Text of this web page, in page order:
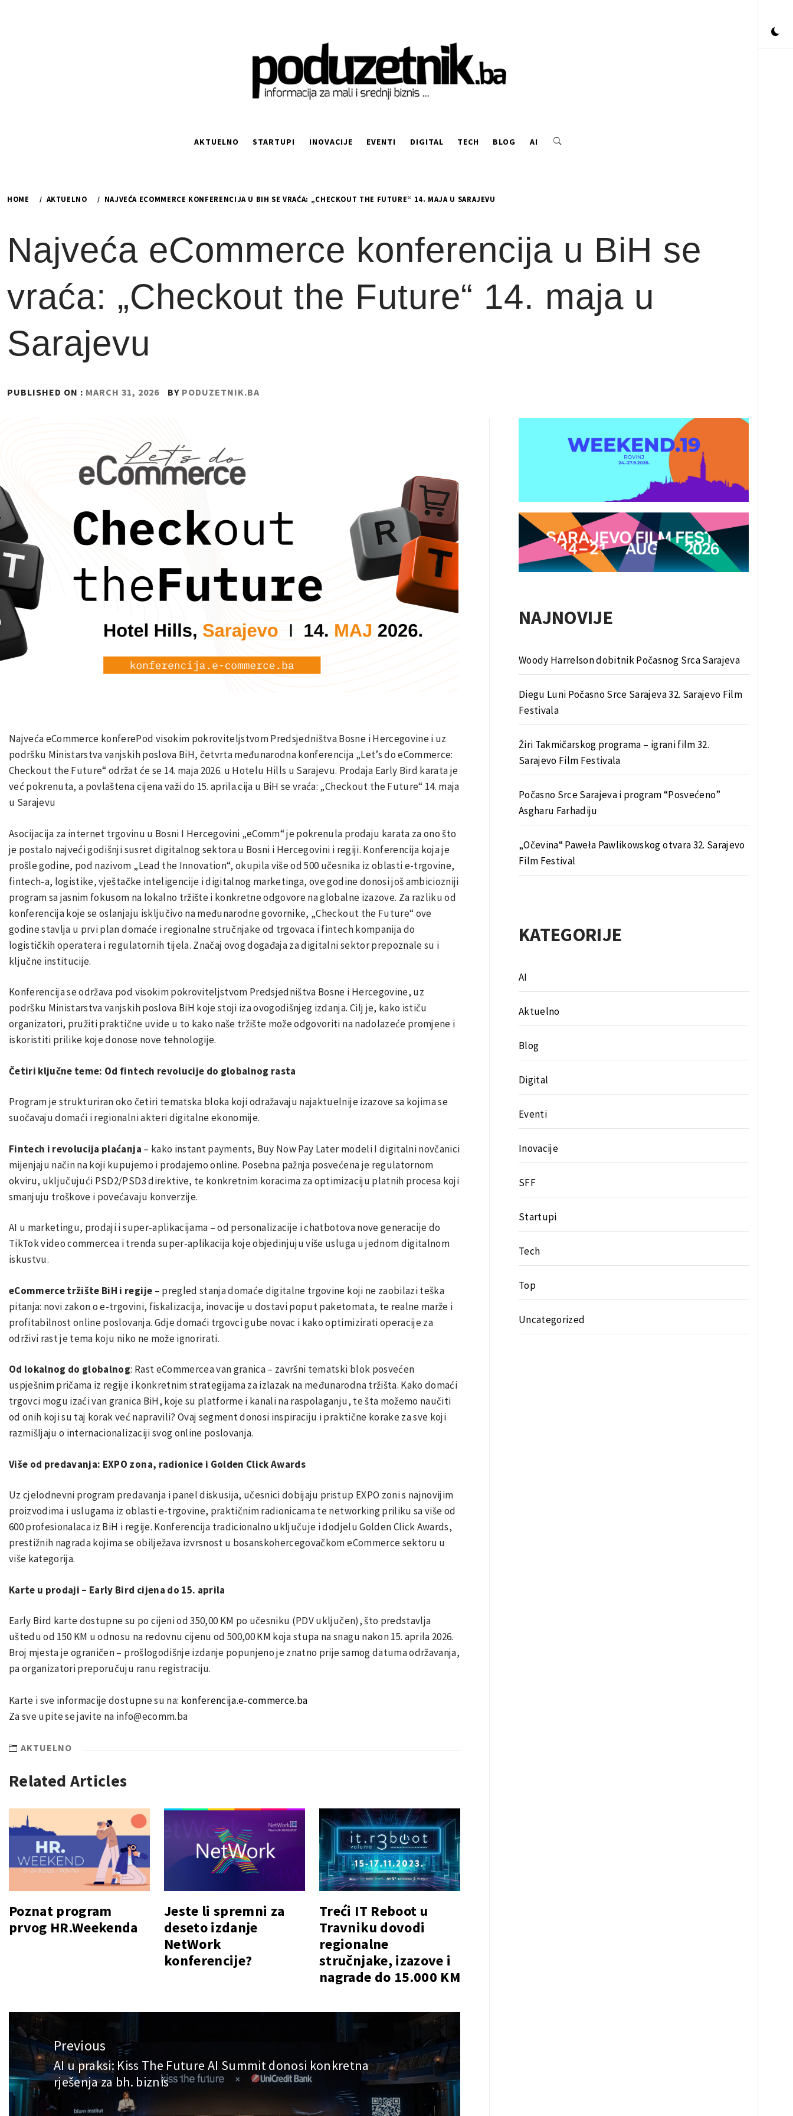
AKTUELNO STARTUPI INOVACIJE EVENTI DIGITAL TECH BLOG AI
HOME AKTUELNO NAJVEĆA ECOMMERCE KONFERENCIJA U BIH SE VRAĆA: „CHECKOUT THE FUTURE“ 14. MAJA U SARAJEVU
Najveća eCommerce konferencija u BiH se
vraća: „Checkout the Future“ 14. maja u
Sarajevu
PUBLISHED ON : MARCH 31, 2026 BY PODUZETNIK.BA
Najveća eCommerce konferePod visokim pokroviteljstvom Predsjedništva Bosne i Hercegovine i uz
podršku Ministarstva vanjskih poslova BiH, četvrta međunarodna konferencija „Let’s do eCommerce:
Checkout the Future“ održat će se 14. maja 2026. u Hotelu Hills u Sarajevu. Prodaja Early Bird karata je
već pokrenuta, a povlaštena cijena važi do 15. aprila.cija u BiH se vraća: „Checkout the Future“ 14. maja
u Sarajevu
Asocijacija za internet trgovinu u Bosni I Hercegovini „eComm“ je pokrenula prodaju karata za ono što
je postalo najveći godišnji susret digitalnog sektora u Bosni i Hercegovini i regiji. Konferencija koja je
prošle godine, pod nazivom „Lead the Innovation“, okupila više od 500 učesnika iz oblasti e-trgovine,
fintech-a, logistike, vještačke inteligencije i digitalnog marketinga, ove godine donosi još ambiciozniji
program sa jasnim fokusom na lokalno tržište i konkretne odgovore na globalne izazove. Za razliku od
konferencija koje se oslanjaju isključivo na međunarodne govornike, „Checkout the Future“ ove
godine stavlja u prvi plan domaće i regionalne stručnjake od trgovaca i fintech kompanija do
logističkih operatera i regulatornih tijela. Značaj ovog događaja za digitalni sektor prepoznale su i
ključne institucije.
Konferencija se održava pod visokim pokroviteljstvom Predsjedništva Bosne i Hercegovine, uz
podršku Ministarstva vanjskih poslova BiH koje stoji iza ovogodišnjeg izdanja. Cilj je, kako ističu
organizatori, pružiti praktične uvide u to kako naše tržište može odgovoriti na nadolazeće promjene i
iskoristiti prilike koje donose nove tehnologije.
Četiri ključne teme: Od fintech revolucije do globalnog rasta
Program je strukturiran oko četiri tematska bloka koji odražavaju najaktuelnije izazove sa kojima se
suočavaju domaći i regionalni akteri digitalne ekonomije.
Fintech i revolucija plaćanja – kako instant payments, Buy Now Pay Later modeli I digitalni novčanici
mijenjaju način na koji kupujemo i prodajemo online. Posebna pažnja posvećena je regulatornom
okviru, uključujući PSD2/PSD3 direktive, te konkretnim koracima za optimizaciju platnih procesa koji
smanjuju troškove i povećavaju konverzije.
AI u marketingu, prodaji i super-aplikacijama – od personalizacije i chatbotova nove generacije do
TikTok video commercea i trenda super-aplikacija koje objedinjuju više usluga u jednom digitalnom
iskustvu.
eCommerce tržište BiH i regije – pregled stanja domaće digitalne trgovine koji ne zaobilazi teška
pitanja: novi zakon o e-trgovini, fiskalizacija, inovacije u dostavi poput paketomata, te realne marže i
profitabilnost online poslovanja. Gdje domaći trgovci gube novac i kako optimizirati operacije za
održivi rast je tema koju niko ne može ignorirati.
Od lokalnog do globalnog: Rast eCommercea van granica – završni tematski blok posvećen
uspješnim pričama iz regije i konkretnim strategijama za izlazak na međunarodna tržišta. Kako domaći
trgovci mogu izaći van granica BiH, koje su platforme i kanali na raspolaganju, te šta možemo naučiti
od onih koji su taj korak već napravili? Ovaj segment donosi inspiraciju i praktične korake za sve koji
razmišljaju o internacionalizaciji svog online poslovanja.
Više od predavanja: EXPO zona, radionice i Golden Click Awards
Uz cjelodnevni program predavanja i panel diskusija, učesnici dobijaju pristup EXPO zoni s najnovijim
proizvodima i uslugama iz oblasti e-trgovine, praktičnim radionicama te networking priliku sa više od
600 profesionalaca iz BiH i regije. Konferencija tradicionalno uključuje i dodjelu Golden Click Awards,
prestižnih nagrada kojima se obilježava izvrsnost u bosanskohercegovačkom eCommerce sektoru u
više kategorija.
Karte u prodaji – Early Bird cijena do 15. aprila
Early Bird karte dostupne su po cijeni od 350,00 KM po učesniku (PDV uključen), što predstavlja
uštedu od 150 KM u odnosu na redovnu cijenu od 500,00 KM koja stupa na snagu nakon 15. aprila 2026.
Broj mjesta je ograničen – prošlogodišnje izdanje popunjeno je znatno prije samog datuma održavanja,
pa organizatori preporučuju ranu registraciju.
Karte i sve informacije dostupne su na: konferencija.e-commerce.ba
Za sve upite se javite na info@ecomm.ba
AKTUELNO
Related Articles
Poznat program
prvog HR.Weekenda
Jeste li spremni za
deseto izdanje
NetWork
konferencije?
Treći IT Reboot u
Travniku dovodi
regionalne
stručnjake, izazove i
nagrade do 15.000 KM
Post
navigation
Previous
Previous
post:
AI u praksi: Kiss The Future AI Summit donosi konkretna
rješenja za bh. biznis
NAJNOVIJE
Woody Harrelson dobitnik Počasnog Srca Sarajeva
Diegu Luni Počasno Srce Sarajeva 32. Sarajevo Film
Festivala
Žiri Takmičarskog programa – igrani film 32.
Sarajevo Film Festivala
Počasno Srce Sarajeva i program “Posvećeno”
Asgharu Farhadiju
„Očevina“ Paweła Pawlikowskog otvara 32. Sarajevo
Film Festival
KATEGORIJE
AI
Aktuelno
Blog
Digital
Eventi
Inovacije
SFF
Startupi
Tech
Top
Uncategorized